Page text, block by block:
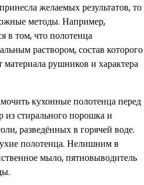
желаемых результатов, то
методы. Например,
в том, что полотенца
раствором, состав которого
материала рушников и характера
кухонные полотенца перед
из стирального порошка и
разведённых в горячей воде.
полотенца. Нелишним в
мыло, пятновыводитель